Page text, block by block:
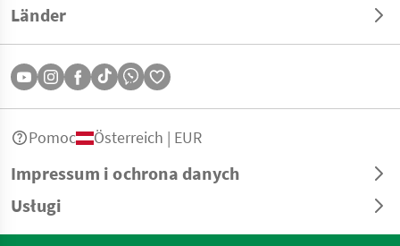
Länder
Impressum i ochrona danych
Usługi
Pomoc Österreich | EUR